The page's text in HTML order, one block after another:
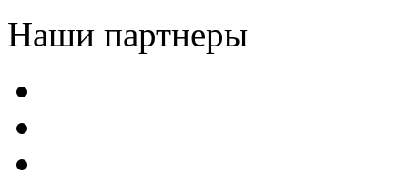
Наши партнеры